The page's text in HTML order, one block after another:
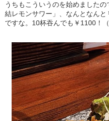
うちもこういうのを始めました
結レモンサワー」、なんとなん
ですな。10杯吞んでも￥1100！